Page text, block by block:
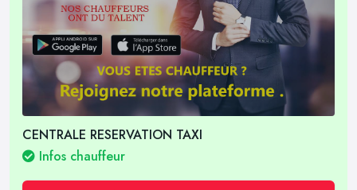
CENTRALE RESERVATION TAXI
Infos chauffeur